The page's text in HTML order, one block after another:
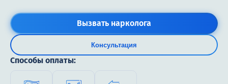
Вызвать нарколога
Консультация
Способы оплаты: